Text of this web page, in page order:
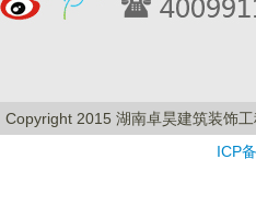
Copyright 2015 湖南卓昊建筑装饰
ICP